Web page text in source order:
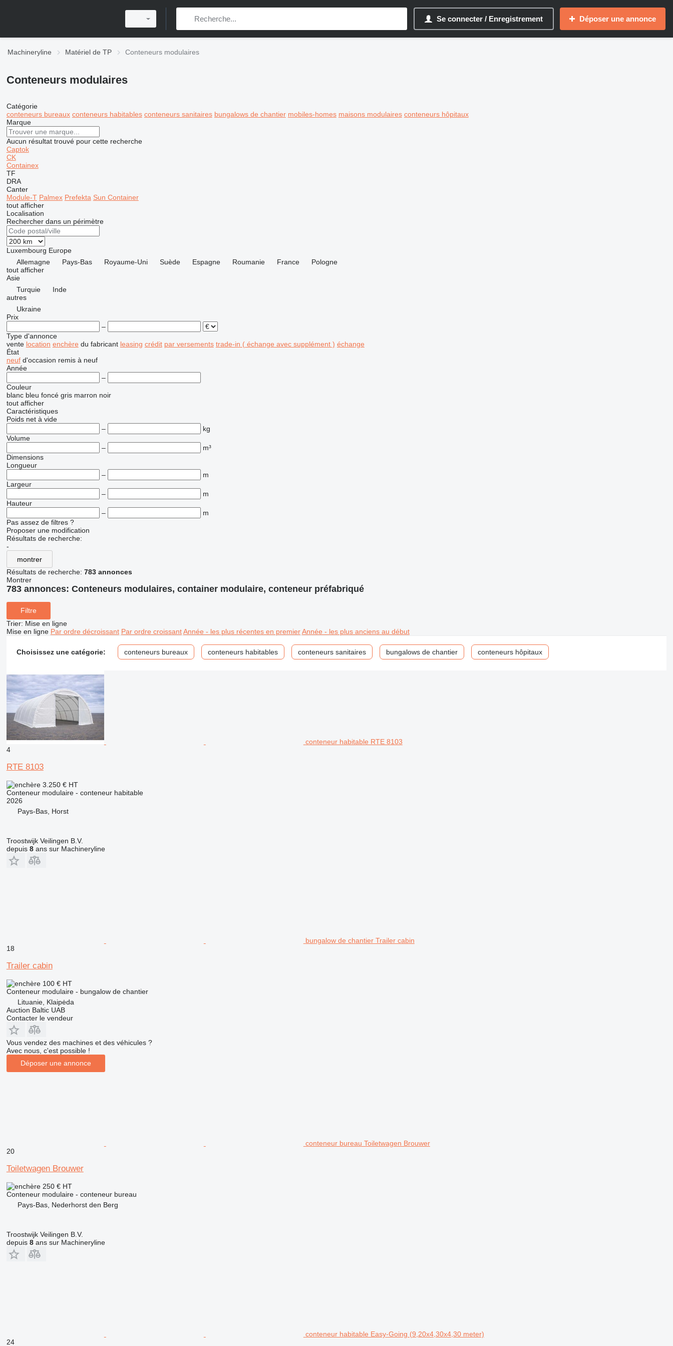
Se connecter / Enregistrement Déposer une annonce
Machineryline Matériel de TP Conteneurs modulaires
Conteneurs modulaires
Catégorie
conteneurs bureaux conteneurs habitables conteneurs sanitaires bungalows de chantier mobiles-homes maisons modulaires conteneurs hôpitaux
Marque
Aucun résultat trouvé pour cette recherche
Captok
CK
Containex
TF
DRA
Canter
Module-T Palmex Prefekta Sun Container
tout afficher
Localisation
Rechercher dans un périmètre
Luxembourg Europe
Allemagne
Pays-Bas Royaume-Uni Suède Espagne Roumanie France
Pologne
tout afficher
Asie
Turquie
Inde
autres
Ukraine
Prix
–
Type d'annonce
vente location enchère du fabricant leasing crédit par versements trade-in ( échange avec supplément ) échange
État
neuf d'occasion remis à neuf
Année
–
Couleur
blanc bleu foncé gris marron noir
tout afficher
Caractéristiques
Poids net à vide
–
kg
Volume
–
m³
Dimensions
Longueur
–
m
Largeur
–
m
Hauteur
–
m
Pas assez de filtres ?
Proposer une modification
Résultats de recherche:
-
montrer
Résultats de recherche: 783 annonces
Montrer
783 annonces: Conteneurs modulaires, container modulaire, conteneur préfabriqué
Filtre
Trier: Mise en ligne
Mise en ligne Par ordre décroissant Par ordre croissant Année - les plus récentes en premier Année - les plus anciens au début
Choisissez une catégorie: conteneurs bureaux conteneurs habitables conteneurs sanitaires bungalows de chantier conteneurs hôpitaux
conteneur habitable RTE 8103
4
RTE 8103
3.250 € HT
Conteneur modulaire - conteneur habitable
2026
Pays-Bas, Horst
Troostwijk Veilingen B.V.
depuis 8ans sur Machineryline
bungalow de chantier Trailer cabin
18
Trailer cabin
100 € HT
Conteneur modulaire - bungalow de chantier
Lituanie, Klaipėda
Auction Baltic UAB
Contacter le vendeur
Vous vendez des machines et des véhicules ?
Avec nous, c'est possible !
Déposer une annonce
conteneur bureau Toiletwagen Brouwer
20
Toiletwagen Brouwer
250 € HT
Conteneur modulaire - conteneur bureau
Pays-Bas, Nederhorst den Berg
Troostwijk Veilingen B.V.
depuis 8ans sur Machineryline
conteneur habitable Easy-Going (9,20x4,30x4,30 meter)
24